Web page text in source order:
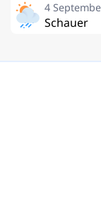
4
Schauer